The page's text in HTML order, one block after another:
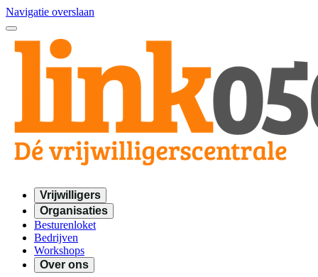
Navigatie overslaan
Vrijwilligers
Organisaties
Besturenloket
Bedrijven
Workshops
Over ons